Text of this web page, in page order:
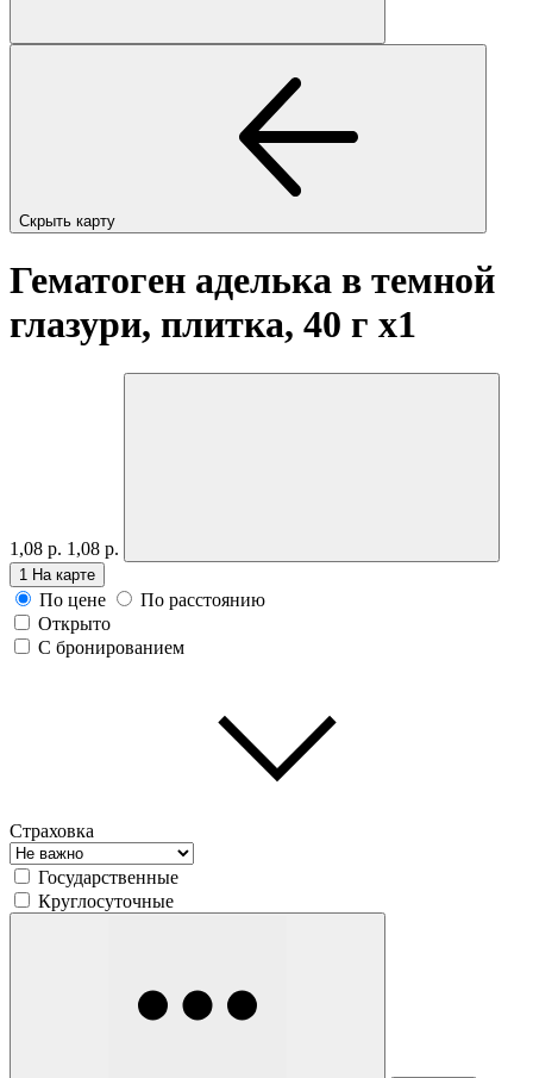
Скрыть карту
Гематоген аделька в темной
глазури, плитка, 40 г x1
1,08 р. 1,08 р.
1 На карте
По цене
По расстоянию
Открыто
С бронированием
Страховка
Государственные
Круглосуточные